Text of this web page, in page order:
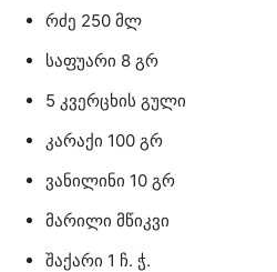
რძე 250 მლ
საფუარი 8 გრ
5 კვერცხის გული
კარაქი 100 გრ
ვანილინი 10 გრ
მარილი მწიკვი
შაქარი 1 ჩ. ჭ.